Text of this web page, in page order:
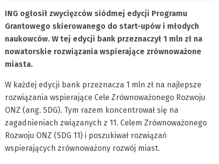
ING ogłosił zwycięzców siódmej edycji Programu
Grantowego skierowanego do start-upów i młodych
naukowców. W tej edycji bank przeznaczył 1 mln zł na
nowatorskie rozwiązania wspierające zrównoważone
miasta.
W każdej edycji bank przeznacza 1 mln zł na najlepsze
rozwiązania wspierające Cele Zrównoważonego Rozwoju
ONZ (ang. SDG). Tym razem koncentrował się na
zagadnieniach związanych z 11. Celem Zrównoważonego
Rozwoju ONZ (SDG 11) i poszukiwał rozwiązań
wspierających zrównoważony rozwój miast.